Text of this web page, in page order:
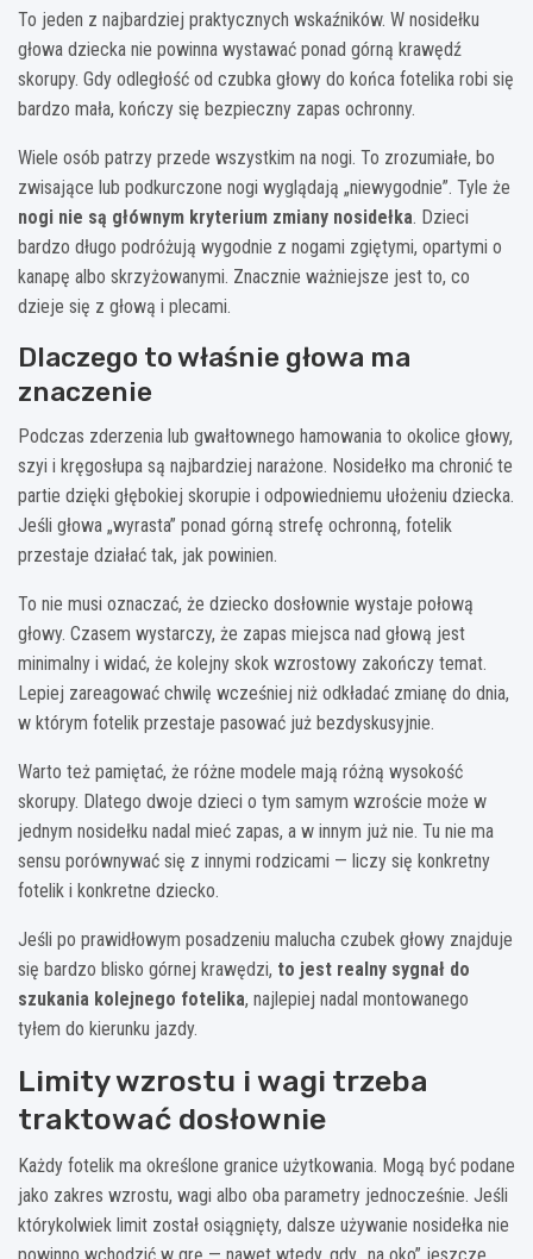
To jeden z najbardziej praktycznych wskaźników. W nosidełku
głowa dziecka nie powinna wystawać ponad górną krawędź
skorupy. Gdy odległość od czubka głowy do końca fotelika robi się
bardzo mała, kończy się bezpieczny zapas ochronny.
Wiele osób patrzy przede wszystkim na nogi. To zrozumiałe, bo
zwisające lub podkurczone nogi wyglądają „niewygodnie”. Tyle że
nogi nie są głównym kryterium zmiany nosidełka. Dzieci
bardzo długo podróżują wygodnie z nogami zgiętymi, opartymi o
kanapę albo skrzyżowanymi. Znacznie ważniejsze jest to, co
dzieje się z głową i plecami.
Dlaczego to właśnie głowa ma
znaczenie
Podczas zderzenia lub gwałtownego hamowania to okolice głowy,
szyi i kręgosłupa są najbardziej narażone. Nosidełko ma chronić te
partie dzięki głębokiej skorupie i odpowiedniemu ułożeniu dziecka.
Jeśli głowa „wyrasta” ponad górną strefę ochronną, fotelik
przestaje działać tak, jak powinien.
To nie musi oznaczać, że dziecko dosłownie wystaje połową
głowy. Czasem wystarczy, że zapas miejsca nad głową jest
minimalny i widać, że kolejny skok wzrostowy zakończy temat.
Lepiej zareagować chwilę wcześniej niż odkładać zmianę do dnia,
w którym fotelik przestaje pasować już bezdyskusyjnie.
Warto też pamiętać, że różne modele mają różną wysokość
skorupy. Dlatego dwoje dzieci o tym samym wzroście może w
jednym nosidełku nadal mieć zapas, a w innym już nie. Tu nie ma
sensu porównywać się z innymi rodzicami — liczy się konkretny
fotelik i konkretne dziecko.
Jeśli po prawidłowym posadzeniu malucha czubek głowy znajduje
się bardzo blisko górnej krawędzi, to jest realny sygnał do
szukania kolejnego fotelika, najlepiej nadal montowanego
tyłem do kierunku jazdy.
Limity wzrostu i wagi trzeba
traktować dosłownie
Każdy fotelik ma określone granice użytkowania. Mogą być podane
jako zakres wzrostu, wagi albo oba parametry jednocześnie. Jeśli
którykolwiek limit został osiągnięty, dalsze używanie nosidełka nie